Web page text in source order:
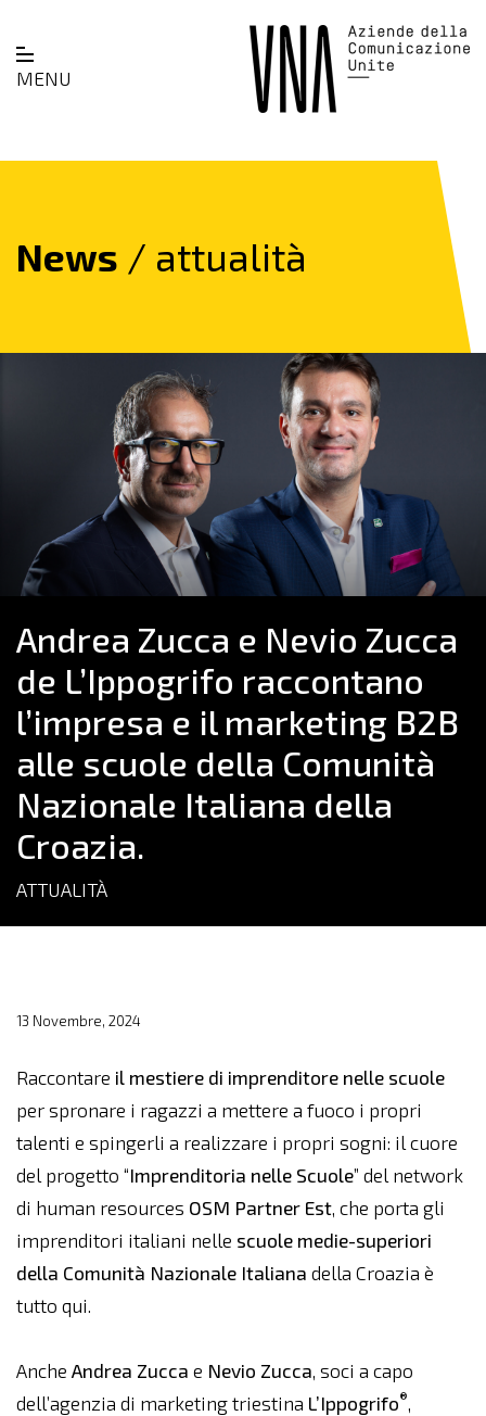
MENU
News / attualità
Andrea Zucca e Nevio Zucca
de L’Ippogrifo raccontano
l’impresa e il marketing B2B
alle scuole della Comunità
Nazionale Italiana della
Croazia.
ATTUALITÀ
13 Novembre, 2024
Raccontare il mestiere di imprenditore nelle scuole
per spronare i ragazzi a mettere a fuoco i propri
talenti e spingerli a realizzare i propri sogni: il cuore
del progetto “Imprenditoria nelle Scuole” del network
di human resources OSM Partner Est, che porta gli
imprenditori italiani nelle scuole medie-superiori
della Comunità Nazionale Italiana della Croazia è
tutto qui.
Anche Andrea Zucca e Nevio Zucca, soci a capo
dell’agenzia di marketing triestina L’Ippogrifo®,